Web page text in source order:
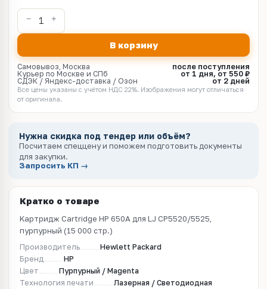
В корзину
Самовывоз, Москва
после поступления
Курьер по Москве и СПб
от 1 дня, от 550 ₽
СДЭК / Яндекс-доставка / Озон
от 2 дней
Все цены указаны с учётом НДС 22%. Изображения могут отличаться
от оригинала.
Нужна скидка под тендер или объём?
Посчитаем спеццену и поможем подготовить документы
для закупки.
Запросить КП →
Кратко о товаре
Kартридж Cartridge HP 650A для LJ CP5520/5525,
пурпурный (15 000 стр.)
Производитель
Hewlett Packard
Бренд
HP
Цвет
Пурпурный / Magenta
Технология печати
Лазерная / Светодиодная